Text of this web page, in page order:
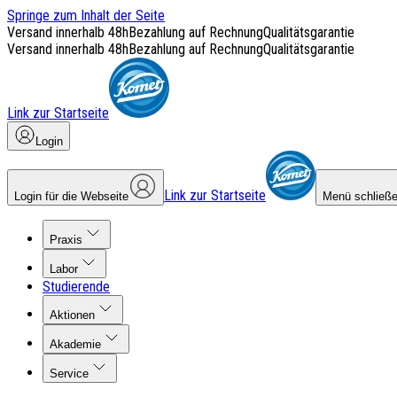
Springe zum Inhalt der Seite
Versand innerhalb 48hBezahlung auf RechnungQualitätsgarantie
Versand innerhalb 48hBezahlung auf RechnungQualitätsgarantie
Link zur Startseite
Login
Login für die Webseite Link zur Startseite Menü
Praxis
Labor
Studierende
Aktionen
Akademie
Service